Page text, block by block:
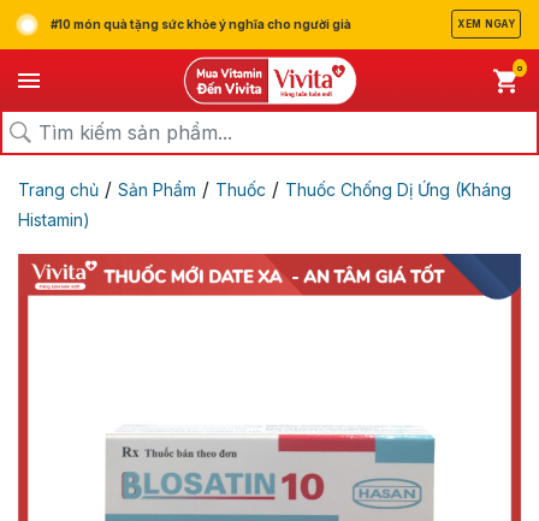
#10 món quà tặng sức khỏe ý nghĩa cho người già XEM NGAY
0
Trang chủ / Sản Phẩm / Thuốc / Thuốc Chống Dị Ứng (Kháng
Histamin)